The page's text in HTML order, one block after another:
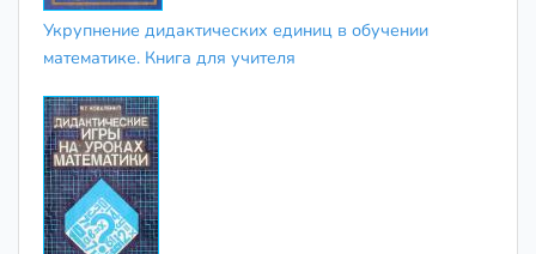
Укрупнение дидактических единиц в обучении
математике. Книга для учителя